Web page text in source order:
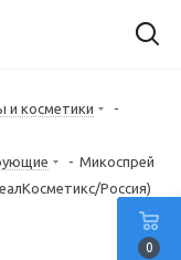
и косметики
-
- Микоспрей
Россия)
0